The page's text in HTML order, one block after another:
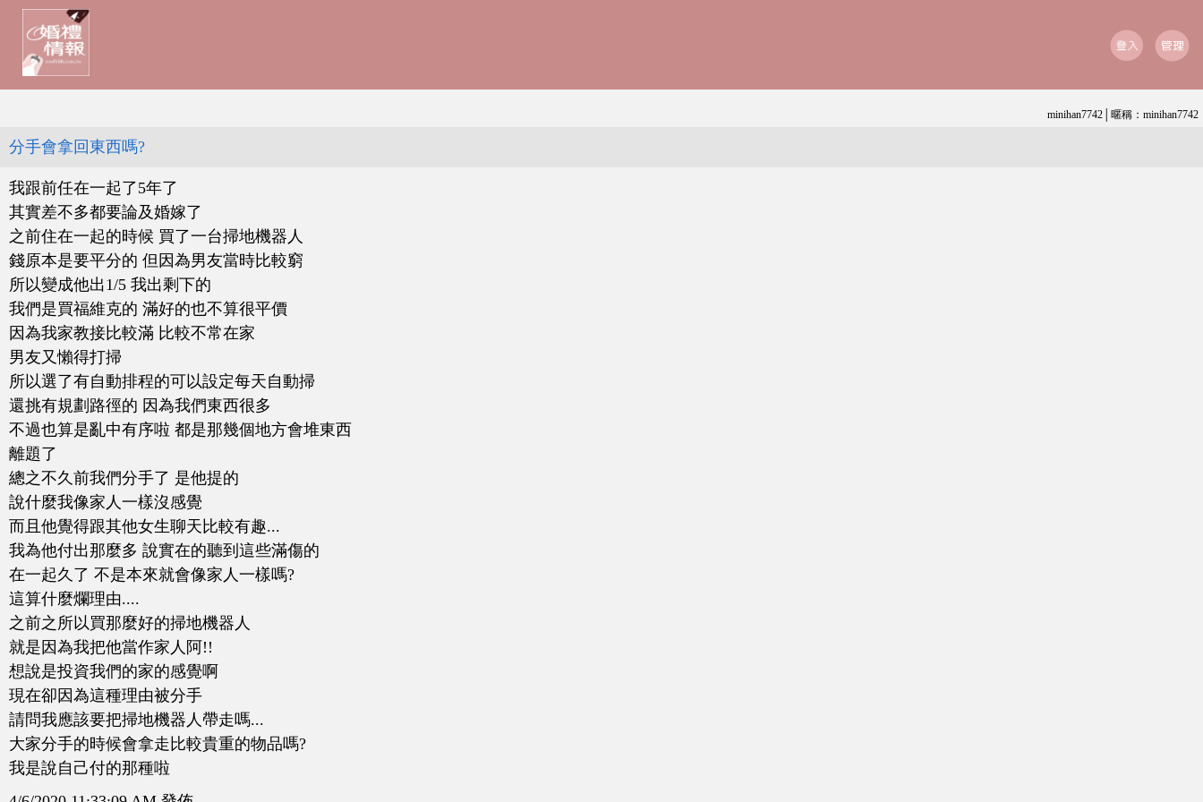
minihan7742│暱稱：minihan7742
分手會拿回東西嗎?
我跟前任在一起了5年了
其實差不多都要論及婚嫁了
之前住在一起的時候 買了一台掃地機器人
錢原本是要平分的 但因為男友當時比較窮
所以變成他出1/5 我出剩下的
我們是買福維克的 滿好的也不算很平價
因為我家教接比較滿 比較不常在家
男友又懶得打掃
所以選了有自動排程的可以設定每天自動掃
還挑有規劃路徑的 因為我們東西很多
不過也算是亂中有序啦 都是那幾個地方會堆東西
離題了
總之不久前我們分手了 是他提的
說什麼我像家人一樣沒感覺
而且他覺得跟其他女生聊天比較有趣...
我為他付出那麼多 說實在的聽到這些滿傷的
在一起久了 不是本來就會像家人一樣嗎?
這算什麼爛理由....
之前之所以買那麼好的掃地機器人
就是因為我把他當作家人阿!!
想說是投資我們的家的感覺啊
現在卻因為這種理由被分手
請問我應該要把掃地機器人帶走嗎...
大家分手的時候會拿走比較貴重的物品嗎?
我是說自己付的那種啦